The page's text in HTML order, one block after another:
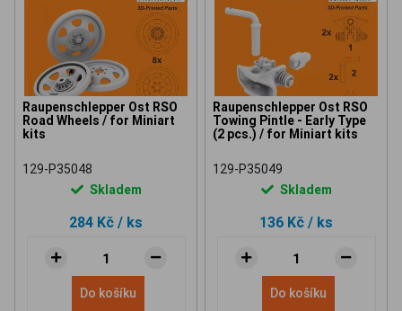
Raupenschlepper Ost RSO
Road Wheels / for Miniart
kits
129-P35048
Skladem
284 Kč / ks
Do košíku
Raupenschlepper Ost RSO
Towing Pintle - Early Type
(2 pcs.) / for Miniart kits
129-P35049
Skladem
136 Kč / ks
Do košíku